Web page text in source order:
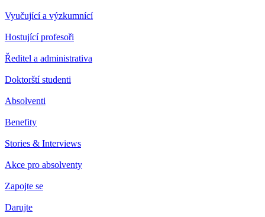
Vyučující a výzkumnící
Hostující profesoři
Ředitel a administrativa
Doktorští studenti
Absolventi
Benefity
Stories & Interviews
Akce pro absolventy
Zapojte se
Darujte